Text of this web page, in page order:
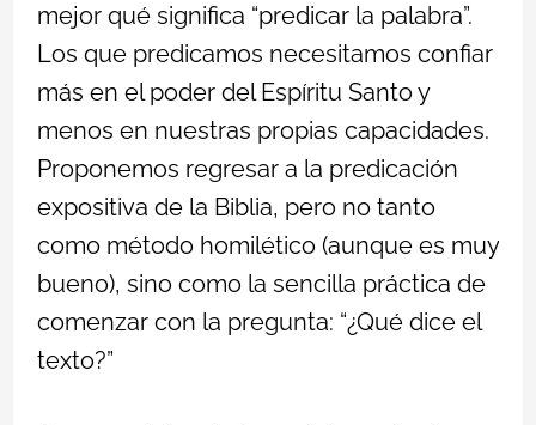
mejor qué significa “predicar la palabra”.
Los que predicamos necesitamos confiar
más en el poder del Espíritu Santo y
menos en nuestras propias capacidades.
Proponemos regresar a la predicación
expositiva de la Biblia, pero no tanto
como método homilético (aunque es muy
bueno), sino como la sencilla práctica de
comenzar con la pregunta: “¿Qué dice el
texto?”